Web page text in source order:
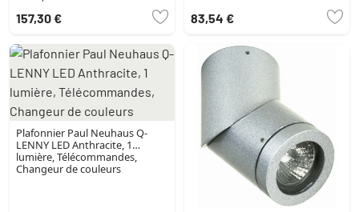
157,30 € 83,54 €
Plafonnier Paul Neuhaus Q-
LENNY LED Anthracite, 1
lumière, Télécommandes,
Changeur de couleurs